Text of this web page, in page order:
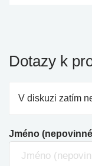
Dotazy k
V diskuzi zatím
Jméno